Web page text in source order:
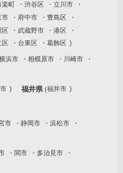
楽町 渋谷区
立川市
市 府中市
豊島区
区 武蔵野市
港区
区 台東区 葛飾区
浜市 相模原市
川崎市
福井県 福井市
市 静岡市
浜松市
関市
多治見市